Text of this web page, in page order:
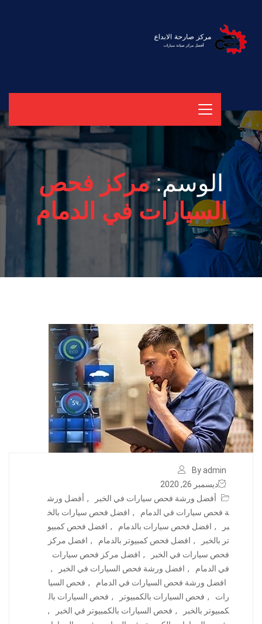
الوسم:مركز فحص
السيارات في الدمام
By admin
ديسمبر 26, 2020
أفضل ورشة فحص سيارات في الخبر
, أفضل ورش
ة فحص سيارات في الدمام
, افضل فحص سيارات بالخ
بر
, افضل فحص سيارات بالدمام , افضل فحص كمبيو
تر بالخبر
, افضل فحص كمبيوتر بالدمام , افضل مركز
فحص سيارات في الخبر
, افضل مركز فحص سيارات
في الدمام
, افضل ورشة فحص السيارات في الخبر
,
افضل ورشة فحص السيارات في الدمام
, فحص السيا
رات
, فحص السيارات بالكمبيوتر , فحص السيارات بال
كمبيوتر بالخبر
, فحص السيارات بالكمبيوتر في الخبر
,